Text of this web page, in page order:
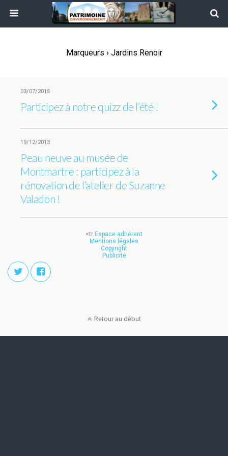
Marqueurs › Jardins Renoir
03/07/2015
Participez à notre quizz de l’été !
19/12/2013
Peau neuve au musée de
Montmartre : participez à la
rénovation de l’atelier de Suzanne
Valadon !
<tr Espace adhérent
Mentions légales
Copyright
Publicité
Retour au début